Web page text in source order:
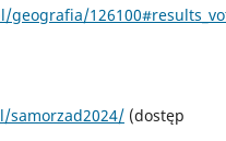
samorzad2024/(dostęp